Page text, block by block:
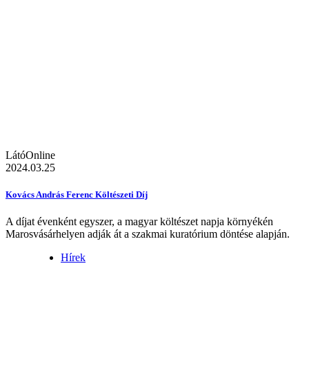
LátóOnline
2024.03.25
Kovács András Ferenc Költészeti Díj
A díjat évenként egyszer, a magyar költészet napja környékén
Marosvásárhelyen adják át a szakmai kuratórium döntése alapján.
Hírek